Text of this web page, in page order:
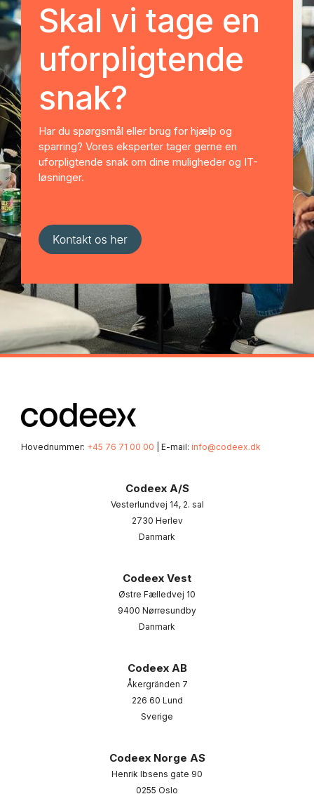
Skal vi tage en
uforpligtende
snak?
Har du spørgsmål eller brug for hjælp og
sparring? Vores eksperter tager gerne en
uforpligtende snak om dine muligheder og IT-
løsninger.
Hovednummer: +45 76 71 00 00 | E-mail: info@codeex.dk
Codeex A/S
Vesterlundvej 14, 2. sal
2730 Herlev
Danmark
Codeex Vest
Østre Fælledvej 10
9400 Nørresundby
Danmark
Codeex AB
Åkergränden 7
226 60 Lund
Sverige
Codeex Norge AS
Henrik Ibsens gate 90
0255 Oslo